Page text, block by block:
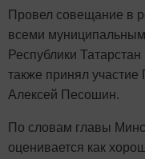
Провел совещание в
всеми
Республики
также принял
Алексей Песошин.
По словам главы
оценивается как